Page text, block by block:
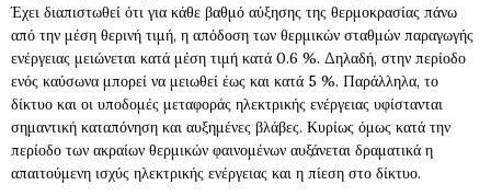
Έχει διαπιστωθεί ότι για κάθε βαθμό αύξησης της θερμοκρασίας πάνω
από την μέση θερινή τιμή, η απόδοση των θερμικών σταθμών παραγωγής
ενέργειας μειώνεται κατά μέση τιμή κατά 0.6 %. Δηλαδή, στην περίοδο
ενός καύσωνα μπορεί να μειωθεί έως και κατά 5 %. Παράλληλα, το
δίκτυο και οι υποδομές μεταφοράς ηλεκτρικής ενέργειας υφίστανται
σημαντική καταπόνηση και αυξημένες βλάβες. Κυρίως όμως κατά την
περίοδο των ακραίων θερμικών φαινομένων αυξάνεται δραματικά η
απαιτούμενη ισχύς ηλεκτρικής ενέργειας και η πίεση στο δίκτυο.